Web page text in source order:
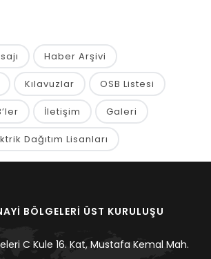
Haber Arşivi
Kılavuzlar OSB Listesi
İletişim Galeri
Dağıtım Lisanları
BÖLGELERİ ÜST KURULUŞU
C Kule 16. Kat, Mustafa Kemal Mah.